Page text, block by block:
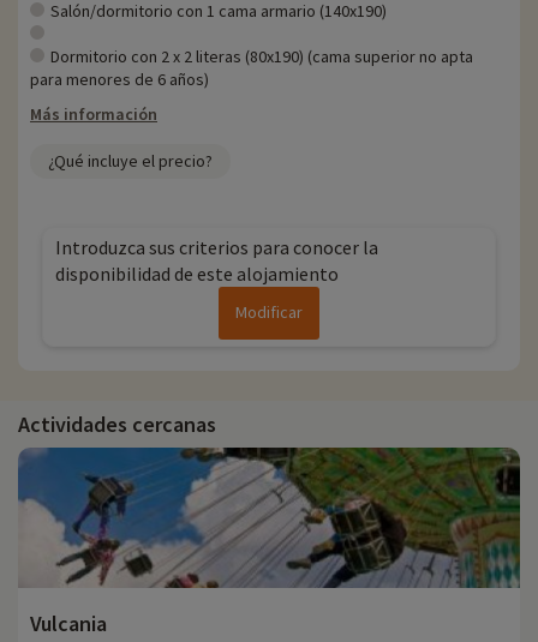
más grande del Macizo Central
' Nueva zona de deportes de nieve con snowpark y boarder cross,
estadio de slalom, pista de tobogán vigilada, Freestyle Jump, etc.
' Esquí nocturno de 17:00 a 20:45 todas las tardes durante las
vacaciones escolares y todos los sábados fuera de las vacaciones
- Las personas discapacitadas deben ir acompañadas
Salón/dormitorio con 1 cama armario (140x190)
Dormitorio con 2 x 2 literas (80x190) (cama superior no apta
para menores de 6 años)
Más información
¿Qué incluye el precio?
Introduzca sus criterios para conocer la
disponibilidad de este alojamiento
Modificar
Actividades cercanas
Vulcania